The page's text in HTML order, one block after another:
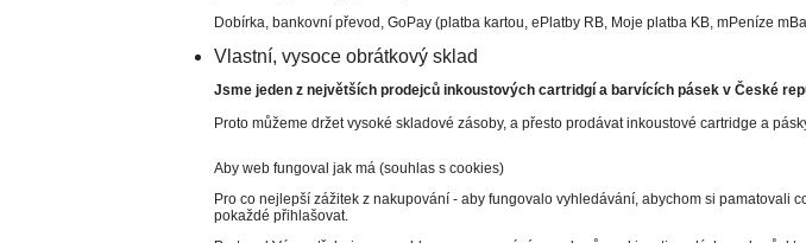
Dobírka, bankovní převod, GoPay (platba kartou, ePlatby RB, Moje platba KB, mPeníze
Vlastní, vysoce obrátkový sklad
Jsme jeden z největších prodejců inkoustových cartridgí a barvících pásek v České
Proto můžeme držet vysoké skladové zásoby, a přesto prodávat inkoustové cartridge a
Aby web fungoval jak má (souhlas s cookies)
Pro co nejlepší zážitek z nakupování - aby fungovalo vyhledávání, abychom si
pokaždé přihlašovat.